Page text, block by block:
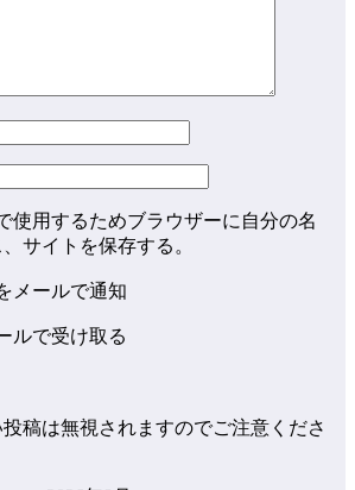
使用するためブラウザーに自分の名
サイトを保存する。
メールで通知
ルで受け取る
稿は無視されますのでご注意くださ